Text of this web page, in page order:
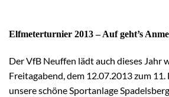
Elfmeterturnier 2013 – Auf geht’s
Der VfB Neuffen lädt auch dieses Jahr
Freitagabend, dem 12.07.2013 zum
unsere schöne Sportanlage